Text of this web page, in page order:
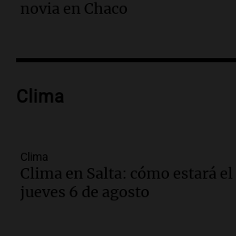
los vecinos
Episodios
Noticias
Episodios
novia en Chaco
Clima
Clima
Clima en Salta: cómo estará
jueves 6 de agosto